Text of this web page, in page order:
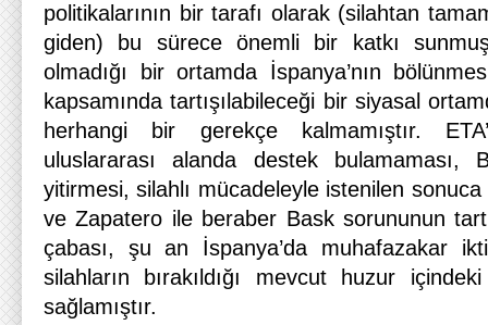
politikalarının bir tarafı olarak (silahtan
giden) bu sürece önemli bir katkı
olmadığı bir ortamda İspanya’nın
kapsamında tartışılabileceği bir siyasal
herhangi bir gerekçe kalmamıştır.
uluslararası alanda destek bulamaması,
yitirmesi, silahlı mücadeleyle istenilen sonuca
ve Zapatero ile beraber Bask sorununun
çabası, şu an İspanya’da muhafazakar
silahların bırakıldığı mevcut huzur
sağlamıştır.